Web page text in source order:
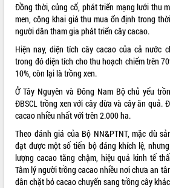
VIDEO
Không có file video nào để phát.
ALBUM ẢNH
Đồng thời, củng cố, phát triển mạng lưới thu
men, công khai giá thu mua ổn định trong
người dân tham gia phát triển cây cacao.
Hiện nay, diện tích cây cacao của cả nước
trong đó diện tích cho thu hoạch chiếm trên
10%, còn lại là trồng xen.
Ở Tây Nguyên và Đông Nam Bộ chủ yếu
ĐBSCL trồng xen với cây dừa và cây ăn quả.
cacao nhiều nhất với trên 2.000 ha.
Theo đánh giá của Bộ NN&PTNT, mặc dù
đạt được một số tiến bộ đáng khích lệ,
lượng cacao tăng chậm, hiệu quả kinh tế
Tâm lý người trồng cacao nhiều nơi chưa an
dân chặt bỏ cacao chuyển sang trồng cây